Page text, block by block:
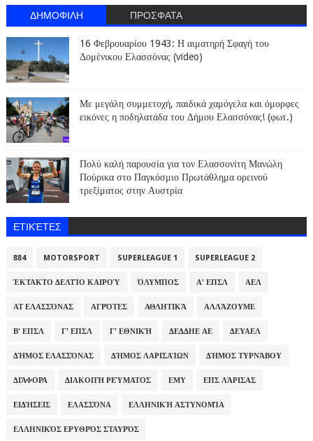
ΔΗΜΟΦΙΛΗ ΠΡΟΣΦΑΤΑ
16 Φεβρουαρίου 1943: Η αιματηρή Σφαγή του
Δομένικου Ελασσόνας (video)
Με μεγάλη συμμετοχή, παιδικά χαμόγελα και όμορφες
εικόνες η ποδηλατάδα του Δήμου Ελασσόνας! (φωτ.)
Πολύ καλή παρουσία για τον Ελασσονίτη Μανώλη
Πούρικα στο Παγκόσμιο Πρωτάθλημα ορεινού
τρεξίματος στην Αυστρία
ΕΤΙΚΈΤΕΣ
884 MOTORSPORT SUPERLEAGUE 1 SUPERLEAGUE 2
ΈΚΤΑΚΤΟ ΔΕΛΤΊΟ ΚΑΙΡΟΎ ΌΛΥΜΠΟΣ Α' ΕΠΣΛ ΑΕΛ
ΑΤ ΕΛΑΣΣΌΝΑΣ ΑΓΡΌΤΕΣ ΑΘΛΗΤΙΚΆ ΑΛΛΆΖΟΥΜΕ
Β' ΕΠΣΛ Γ' ΕΠΣΛ Γ' ΕΘΝΙΚΉ ΔΕΔΔΗΕ ΑΕ ΔΕΥΑΕΛ
ΔΉΜΟΣ ΕΛΑΣΣΌΝΑΣ ΔΉΜΟΣ ΛΑΡΙΣΑΊΩΝ ΔΉΜΟΣ ΤΥΡΝΆΒΟΥ
ΔΙΆΦΟΡΑ ΔΙΑΚΟΠΉ ΡΕΎΜΑΤΟΣ ΕΜΥ ΕΠΣ ΛΆΡΙΣΑΣ
ΕΙΔΉΣΕΙΣ ΕΛΑΣΣΌΝΑ ΕΛΛΗΝΙΚΉ ΑΣΤΥΝΟΜΊΑ
ΕΛΛΗΝΙΚΌΣ ΕΡΥΘΡΌΣ ΣΤΑΥΡΌΣ